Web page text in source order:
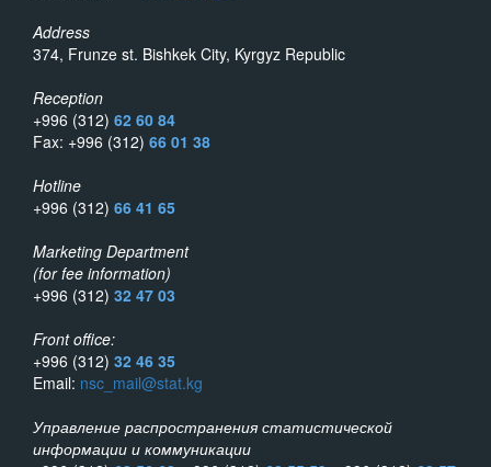
Address
374, Frunze st. Bishkek City, Kyrgyz Republic
Reception
+996 (312) 62 60 84
Fax: +996 (312) 66 01 38
Hotline
+996 (312) 66 41 65
Marketing Department
(for fee information)
+996 (312) 32 47 03
Front office:
+996 (312) 32 46 35
Email: nsc_mail@stat.kg
Управление распространения статистической
информации и коммуникации